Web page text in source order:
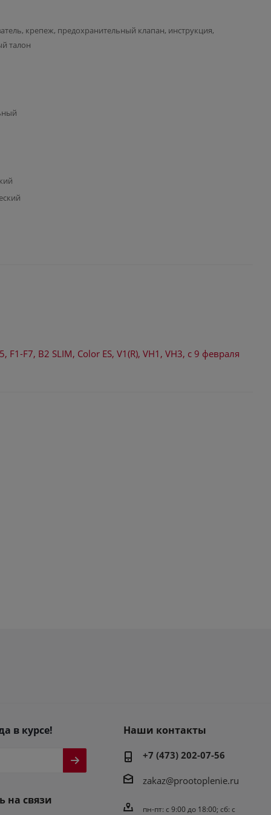
крепеж, предохранительный клапан, инструкция,
талон
F7, B2 SLIM, Color ES, V1(R), VH1, VH3, с 9 февраля
в курсе!
на связи
Наши контакты
+7 (473) 202-07-56
zakaz@prootoplenie.ru
пн-пт: c 9:00 до 18:00; сб: с